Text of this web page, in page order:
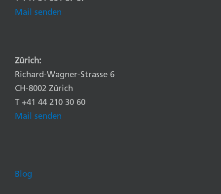
Mail senden
Zürich:
Richard-Wagner-Strasse 6
CH-8002 Zürich
T +41 44 210 30 60
Mail senden
Blog